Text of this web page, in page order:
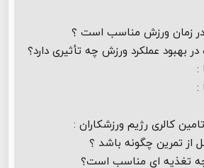
زمان ورزش مناسب است ؟
بهبود عملکرد ورزش چه تأثیری دارد؟
کالری رژیم ورزشکاران :
از تمرین چگونه باشد ؟
تغذیه ای مناسب است؟